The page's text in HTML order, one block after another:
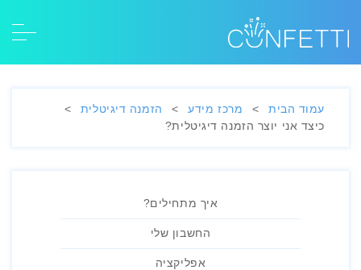
עמוד הבית > מרכז מידע > הזמנה דיגיטלית
>
כיצד אני יוצר הזמנה דיגיטלית?
איך מתחילים?
החשבון שלי
אפליקציה